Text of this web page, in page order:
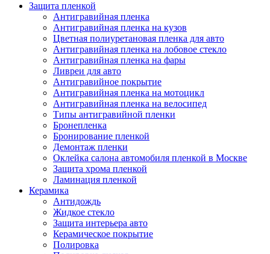
Защита пленкой
Антигравийная пленка
Антигравийная пленка на кузов
Цветная полиуретановая пленка для авто
Антигравийная пленка на лобовое стекло
Антигравийная пленка на фары
Ливреи для авто
Антигравийное покрытие
Антигравийная пленка на мотоцикл
Антигравийная пленка на велосипед
Типы антигравийной пленки
Бронепленка
Бронирование пленкой
Демонтаж пленки
Оклейка салона автомобиля пленкой в Москве
Защита хрома пленкой
Ламинация пленкой
Керамика
Антидождь
Жидкое стекло
Защита интерьера авто
Керамическое покрытие
Полировка